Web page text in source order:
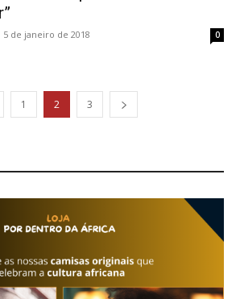
5 de janeiro de 2018 0
1 2 3